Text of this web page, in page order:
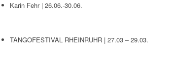
Karin Fehr | 26.06.-30.06.
TANGOFESTIVAL RHEINRUHR | 27.03 – 29.03.